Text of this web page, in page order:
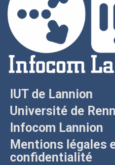
IUT de Lannion
Université de
Infocom Lannion
Mentions légales
confidentialité